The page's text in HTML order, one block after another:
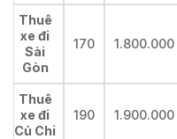
Thuê
xe đi
Sài
Gòn
170 1.800.000
Thuê
xe đi
Củ Chi
190 1.900.000